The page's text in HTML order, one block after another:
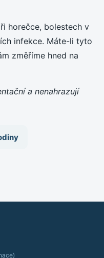
horečce, bolestech v
infekce. Máte-li tyto
změříme hned na
a nenahrazují
)